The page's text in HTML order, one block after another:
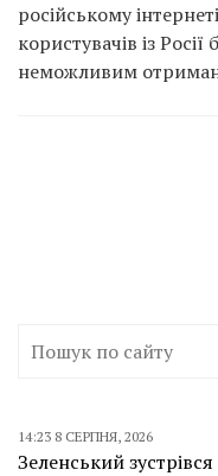
російському
користувачів із
неможливим
14:23 8 СЕРПНЯ, 2026
Зеленський